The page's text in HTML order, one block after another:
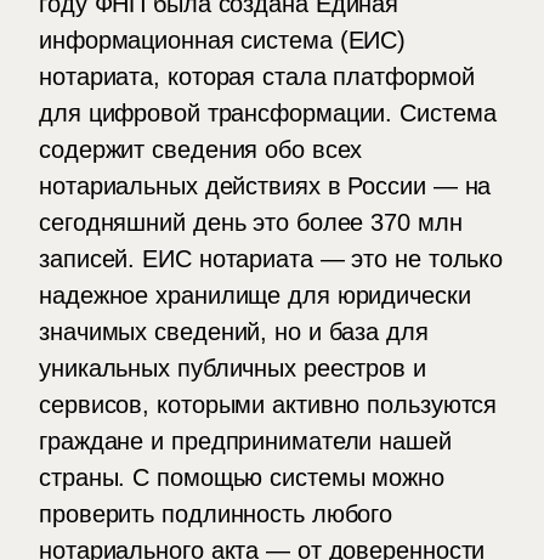
информационная система (ЕИС)
нотариата, которая стала платформой
для цифровой трансформации. Система
содержит сведения обо всех
нотариальных действиях в России — на
сегодняшний день это более 370 млн
записей. ЕИС нотариата — это не только
надежное хранилище для юридически
значимых сведений, но и база для
уникальных публичных реестров и
сервисов, которыми активно пользуются
граждане и предприниматели нашей
страны. С помощью системы можно
проверить подлинность любого
нотариального акта — от доверенности